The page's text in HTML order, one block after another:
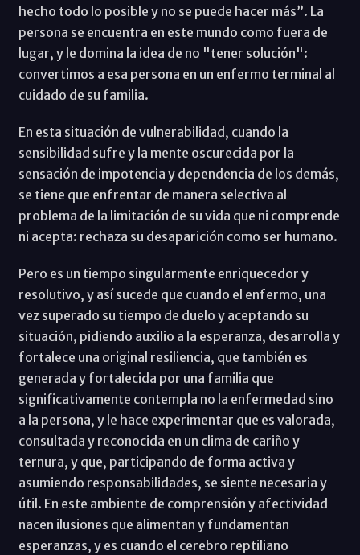
hecho todo lo posible y no se puede hacer más”. La
persona se encuentra en este mundo como fuera de
lugar, y le domina la idea de no "tener solución":
convertimos a esa persona en un enfermo terminal al
cuidado de su familia.
En esta situación de vulnerabilidad, cuando la
sensibilidad sufre y la mente oscurecida por la
sensación de impotencia y dependencia de los demás,
se tiene que enfrentar de manera selectiva al
problema de la limitación de su vida que ni comprende
ni acepta: rechaza su desaparición como ser humano.
Pero es un tiempo singularmente enriquecedor y
resolutivo, y así sucede que cuando el enfermo, una
vez superado su tiempo de duelo y aceptando su
situación, pidiendo auxilio a la esperanza, desarrolla y
fortalece una original resiliencia, que también es
generada y fortalecida por una familia que
significativamente contempla no la enfermedad sino
a la persona, y le hace experimentar que es valorada,
consultada y reconocida en un clima de cariño y
ternura, y que, participando de forma activa y
asumiendo responsabilidades, se siente necesaria y
útil. En este ambiente de comprensión y afectividad
nacen ilusiones que alimentan y fundamentan
esperanzas, y es cuando el cerebro reptiliano